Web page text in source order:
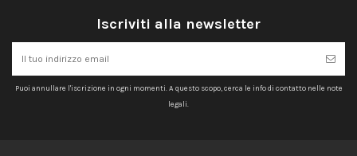
Iscriviti alla newsletter
Puoi annullare l'iscrizione in ogni momenti. A questo scopo, cerca le info di contatto nelle note
legali.